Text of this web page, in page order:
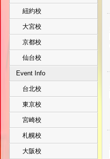
紐約校
大宮校
京都校
仙台校
Event Info
台北校
東京校
宮崎校
札幌校
大阪校